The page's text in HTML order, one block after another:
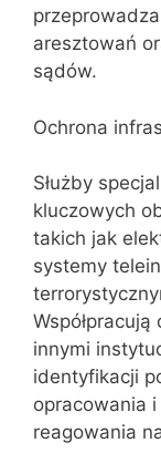
aresztowań
sądów.
Ochrona
Służby
kluczowych
takich jak
systemy
innymi
identyfikacji
opracowania
reagowania